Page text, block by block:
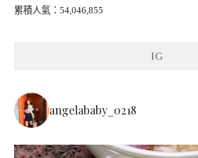
累積人氣：54,046,855
IG
angelababy_0218